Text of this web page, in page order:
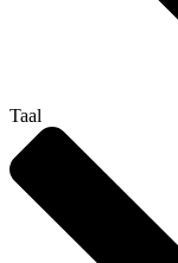
Taal